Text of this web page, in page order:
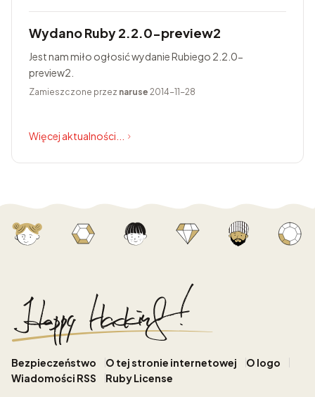
Wydano Ruby 2.2.0-preview2
Jest nam miło ogłosić wydanie Rubiego 2.2.0-
preview2.
Zamieszczone przez naruse 2014-11-28
Więcej aktualności...
Bezpieczeństwo O tej stronie internetowej
O logo
Wiadomości RSS
Ruby License